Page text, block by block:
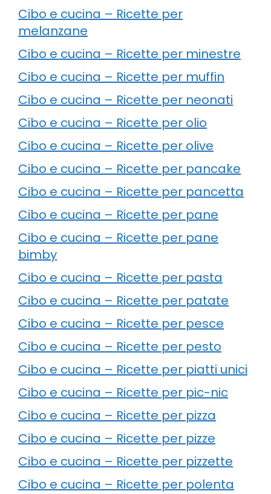
Cibo e cucina – Ricette per
melanzane
Cibo e cucina – Ricette per minestre
Cibo e cucina – Ricette per muffin
Cibo e cucina – Ricette per neonati
Cibo e cucina – Ricette per olio
Cibo e cucina – Ricette per olive
Cibo e cucina – Ricette per pancake
Cibo e cucina – Ricette per pancetta
Cibo e cucina – Ricette per pane
Cibo e cucina – Ricette per pane
bimby
Cibo e cucina – Ricette per pasta
Cibo e cucina – Ricette per patate
Cibo e cucina – Ricette per pesce
Cibo e cucina – Ricette per pesto
Cibo e cucina – Ricette per piatti unici
Cibo e cucina – Ricette per pic-nic
Cibo e cucina – Ricette per pizza
Cibo e cucina – Ricette per pizze
Cibo e cucina – Ricette per pizzette
Cibo e cucina – Ricette per polenta